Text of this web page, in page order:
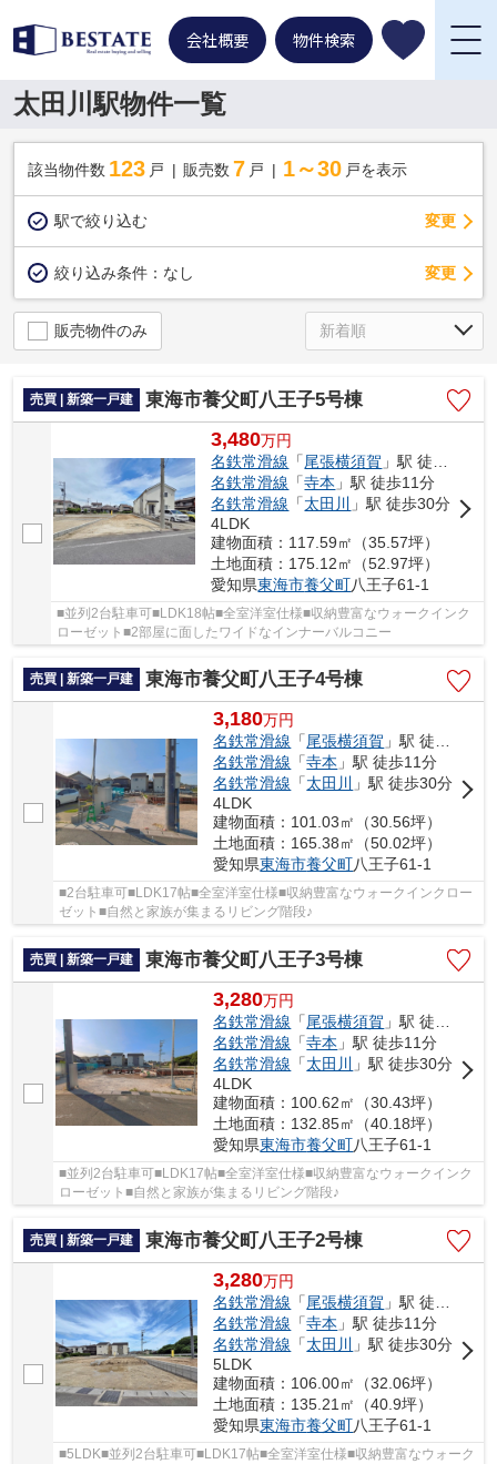
会社概要 物件検索
太田川駅物件一覧
該当物件数 123 戸 販売数 7 戸 1～30 戸を表示
駅で絞り込む 変更
絞り込み条件： なし 変更
販売物件のみ
売買 | 新築一戸建 東海市養父町八王子5号棟
3,480万円
名鉄常滑線 「尾張横須賀 」駅 徒歩15分
名鉄常滑線 「寺本 」駅 徒歩11分
名鉄常滑線 「太田川 」駅 徒歩30分
4LDK
建物面積：117.59㎡（35.57坪）
土地面積：175.12㎡（52.97坪）
愛知県東海市養父町八王子61-1
■並列2台駐車可■LDK18帖■全室洋室仕様■収納豊富なウォークインク
ローゼット■2部屋に面したワイドなインナーバルコニー
売買 | 新築一戸建 東海市養父町八王子4号棟
3,180万円
名鉄常滑線 「尾張横須賀 」駅 徒歩15分
名鉄常滑線 「寺本 」駅 徒歩11分
名鉄常滑線 「太田川
」駅 徒歩30分
4LDK
建物面積：101.03㎡（30.56坪）
土地面積：165.38㎡（50.02坪）
愛知県東海市養父町八王子61-1
■2台駐車可■LDK17帖■全室洋室仕様■収納豊富なウォークインクロー
ゼット■自然と家族が集まるリビング階段♪
売買 | 新築一戸建 東海市養父町八王子3号棟
3,280万円
名鉄常滑線 「尾張横須賀 」駅 徒歩15分
名鉄常滑線 「寺本 」駅 徒歩11分
名鉄常滑線 「太田川
」駅 徒歩30分
4LDK
建物面積：100.62㎡（30.43坪）
土地面積：132.85㎡（40.18坪）
愛知県東海市養父町八王子61-1
■並列2台駐車可■LDK17帖■全室洋室仕様■収納豊富なウォークインク
ローゼット■自然と家族が集まるリビング階段♪
売買 | 新築一戸建 東海市養父町八王子2号棟
3,280万円
名鉄常滑線 「尾張横須賀 」駅 徒歩15分
名鉄常滑線 「寺本 」駅 徒歩11分
名鉄常滑線 「太田川
」駅 徒歩30分
5LDK
建物面積：106.00㎡（32.06坪）
土地面積：135.21㎡（40.9坪）
愛知県東海市養父町八王子61-1
■5LDK■並列2台駐車可■LDK17帖■全室洋室仕様■収納豊富なウォーク